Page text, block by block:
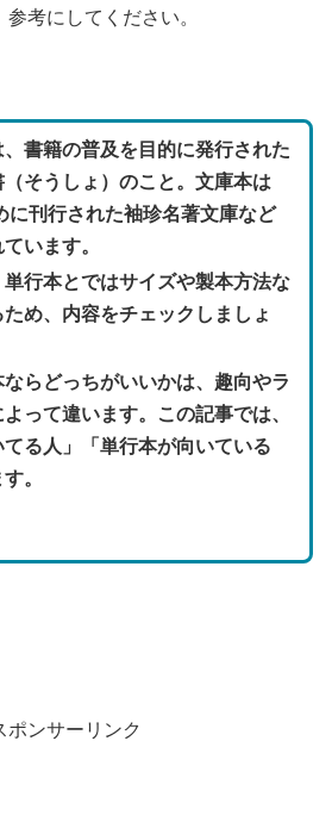
考にしてください。
、書籍の普及を目的に発行された
そうしょ）のこと。文庫本は
に刊行された袖珍名著文庫など
います。
行本とではサイズや製本方法な
め、内容をチェックしましょ
らどっちがいいかは、趣向やラ
って違います。この記事では、
てる人」「単行本が向いている
。
ポンサーリンク